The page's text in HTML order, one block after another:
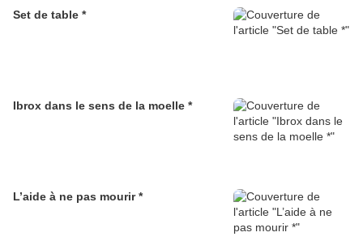
Set de table *
Ibrox dans le sens de la moelle *
L’aide à ne pas mourir *